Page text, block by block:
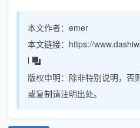
本文作者： emer
本文链接： https://
l
版权申明： 除非特别说明，否
或复制请注明出处。